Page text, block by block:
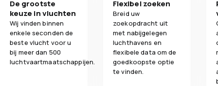
De grootste
keuze in vluchten
Wij vinden binnen
enkele seconden de
beste vlucht voor u
bij meer dan 500
luchtvaartmaatschappijen.
Flexibel zoeken
Breid uw
zoekopdracht uit
met nabijgelegen
luchthavens en
flexibele data om de
goedkoopste optie
te vinden.